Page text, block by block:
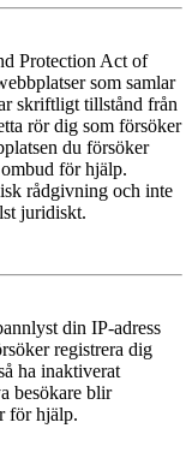
Protection Act of
som samlar
skriftligt tillstånd från
rör dig som försöker
du försöker
för hjälp.
rådgivning och inte
juridiskt.
din IP-adress
registrera dig
ha inaktiverat
besökare blir
för hjälp.